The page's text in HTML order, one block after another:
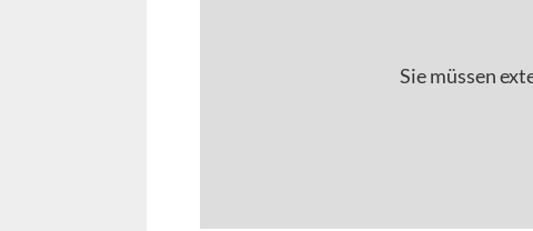
Sie müssen